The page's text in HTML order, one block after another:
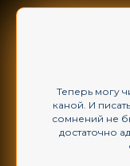
Теперь могу
каной. И
сомнений не
достаточно